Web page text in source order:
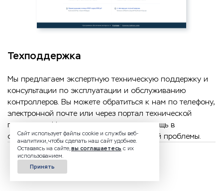
Техподдержка
Мы предлагаем экспертную техническую поддержку и
консультации по эксплуатации и обслуживанию
контроллеров. Вы можете обратиться к нам по телефону,
электронной почте или через портал технической
поддержки. Наши инженеры окажут помощь в
оперативном выявлении и решении вашей проблемы.
Сайт использует файлы cookie и службы веб-
аналитики, чтобы сделать наш сайт удобнее.
Оставаясь на сайте,вы соглашаетесь с их
использованием.
Принять